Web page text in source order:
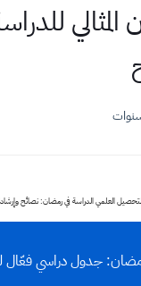
العلمي الدراسة في رمضان: نصائح
جدول دراسي فعّال